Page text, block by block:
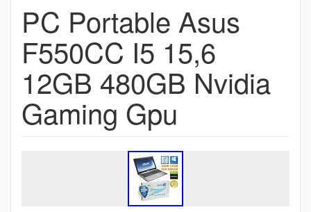
PC Portable Asus
F550CC I5 15,6
12GB 480GB Nvidia
Gaming Gpu